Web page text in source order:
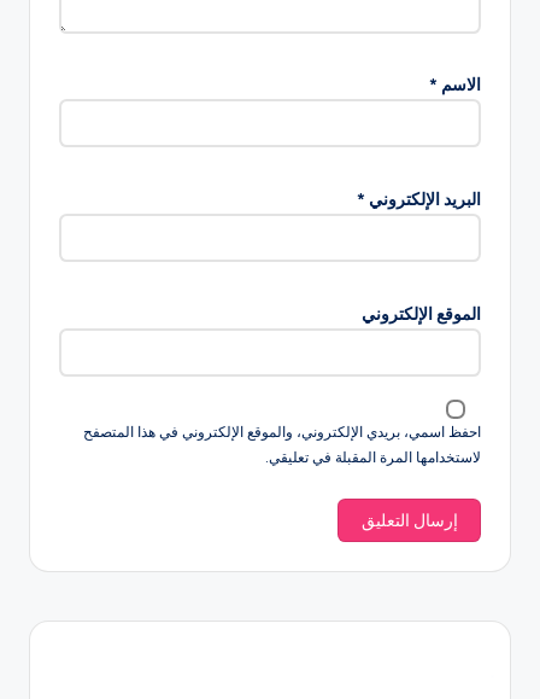
الاسم *
البريد الإلكتروني *
الموقع الإلكتروني
احفظ اسمي، بريدي الإلكتروني، والموقع الإلكتروني في هذا المتصفح
لاستخدامها المرة المقبلة في تعليقي.